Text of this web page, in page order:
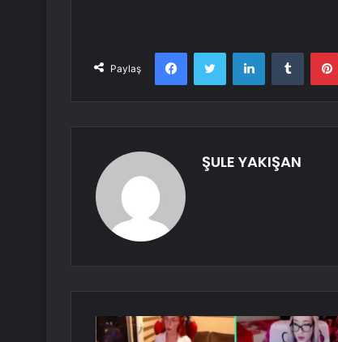
Paylaş
FacebookTwitter LinkedInTumblr
ŞULE YAKIŞAN